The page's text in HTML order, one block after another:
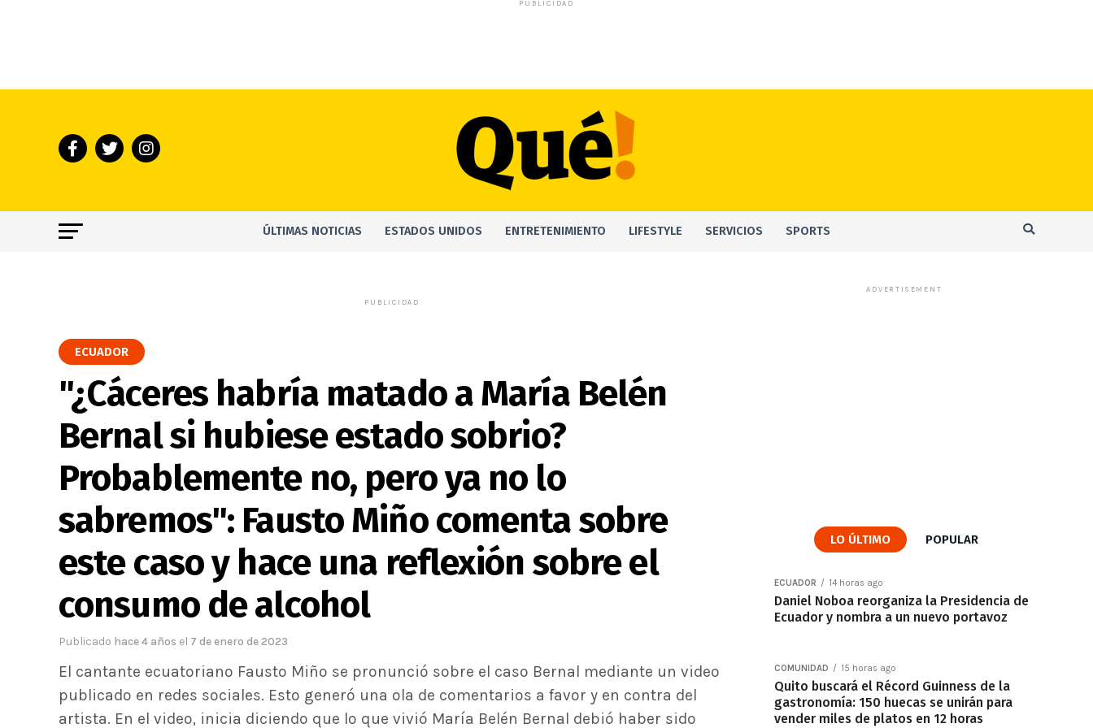
PUBLICIDAD
ÚLTIMAS NOTICIAS ESTADOS UNIDOS ENTRETENIMIENTO LIFESTYLE SERVICIOS SPORTS
PUBLICIDAD
ECUADOR
"¿Cáceres habría matado a María Belén
Bernal si hubiese estado sobrio?
Probablemente no, pero ya no lo
sabremos": Fausto Miño comenta sobre
este caso y hace una reflexión sobre el
consumo de alcohol
Publicado hace 4 años el 7 de enero de 2023
El cantante ecuatoriano Fausto Miño se pronunció sobre el caso Bernal mediante un video
publicado en redes sociales. Esto generó una ola de comentarios a favor y en contra del
artista. En el video, inicia diciendo que lo que vivió María Belén Bernal debió haber sido
ADVERTISEMENT
LO ÚLTIMO POPULAR
ECUADOR 14 horas ago
Daniel Noboa reorganiza la Presidencia de
Ecuador y nombra a un nuevo portavoz
COMUNIDAD 15 horas ago
Quito buscará el Récord Guinness de la
gastronomía: 150 huecas se unirán para
vender miles de platos en 12 horas